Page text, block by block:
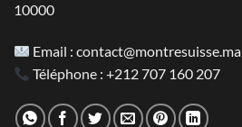
10000
Email :contact@montresuisse.ma
Téléphone :+212 707 160 207